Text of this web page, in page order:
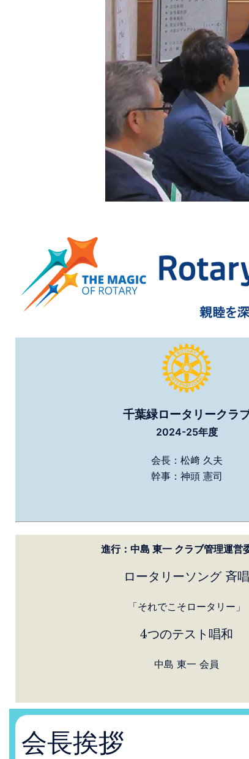
千葉緑ロータリークラ
2024-25年度
会長：松﨑 久夫
幹事：神頭 憲司
進行：中島 東一 クラブ管理運営
ロータリーソング 斉唱
「それでこそロータリー」
4つのテスト唱和
中島 東一 会員
会長挨拶